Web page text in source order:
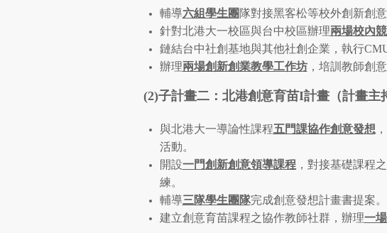
輔導六組學生團 隊對接黑客松等校外創新創意
針對北港大一校區與台中校區辦理兩場校內
鏈結台中社創基地與其他社創企業，執行
辦理兩場創新創業教學工作坊，培訓教師創
(2)子計畫二：北港創意育苗I計畫（計畫主
與北港大一導論性課程五門課協作創意發想
活動。
開設一門創新創意領導課程，對接基礎課程
練。
輔導三隊學生團隊完成創意發想計畫書提案。
建立創意育苗課程之協作教師社群，辦理一